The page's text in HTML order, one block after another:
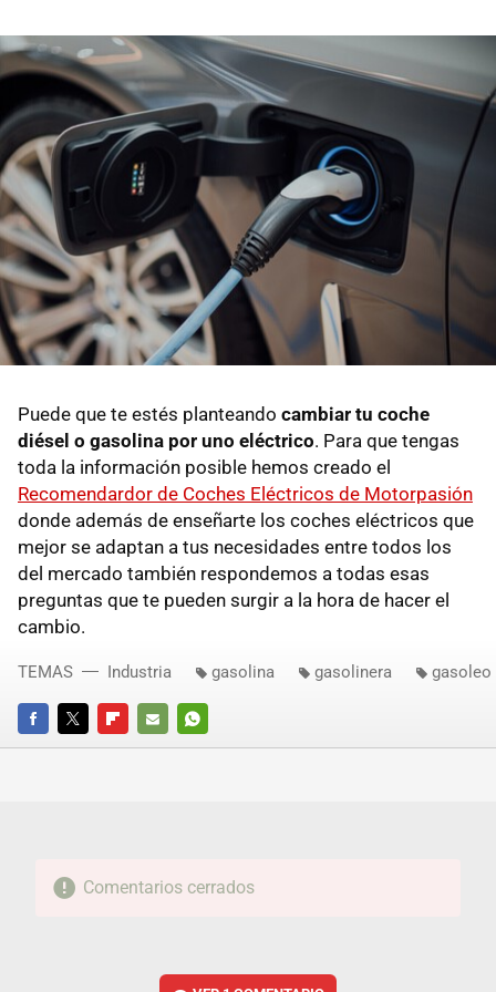
Puede que te estés planteando cambiar tu coche
diésel o gasolina por uno eléctrico. Para que tengas
toda la información posible hemos creado el
Recomendardor de Coches Eléctricos de Motorpasión
donde además de enseñarte los coches eléctricos que
mejor se adaptan a tus necesidades entre todos los
del mercado también respondemos a todas esas
preguntas que te pueden surgir a la hora de hacer el
cambio.
FACEBOOKTWITTERFLIPBOARD
E-
WHATSAPP
TEMAS Industria gasolina gasolinera gasoleo
Comentarios cerrados